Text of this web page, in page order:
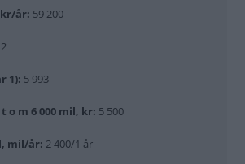
år: 59 200
1): 5 993
o m 6 000 mil, kr: 5 500
mil/år: 2 400/1 år